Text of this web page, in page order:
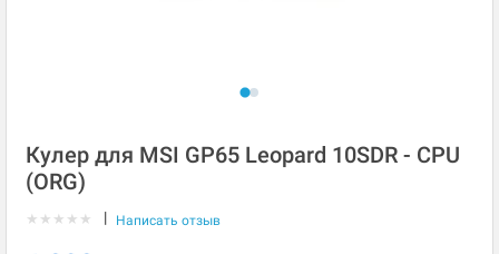
Кулер для MSI GP65 Leopard 10SDR - CPU
(ORG)
★ ★ ★ ★ ★ | Написать отзыв